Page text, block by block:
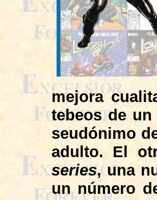
mejora
tebeos de
seudónimo
adulto. El
series, una
un número